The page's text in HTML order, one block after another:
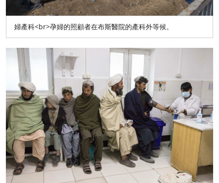
婦產科<br>孕婦的照顧者在布斯醫院的產科外等候。